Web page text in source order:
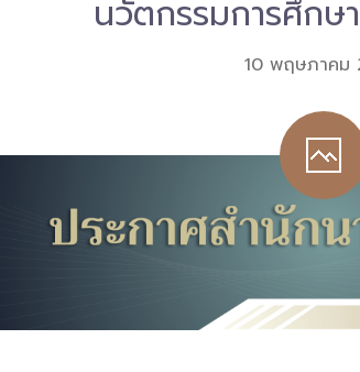
นวัตกรรมการศึกษ
10 พฤษภาคม